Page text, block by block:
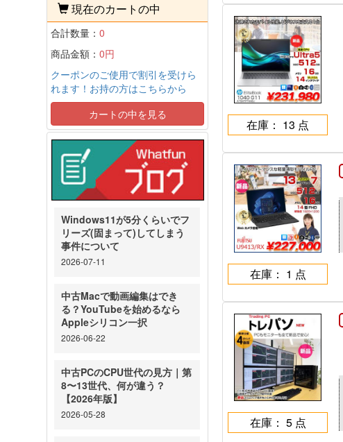
在庫： 13 点
在庫： 1 点
在庫： 5 点
現在のカートの中
合計数量： 0
商品金額： 0円
クーポンのご使用で割引を受けら
れます！お持の方はこちらから
カートの中を見る
Windows11が5分くらいでフ
リーズ(固まって)してしまう
事件について
2026-07-11
中古Macで動画編集はでき
る？YouTubeを始めるなら
Appleシリコン一択
2026-06-22
中古PCのCPU世代の見方｜第
8〜13世代、何が違う？
【2026年版】
2026-05-28